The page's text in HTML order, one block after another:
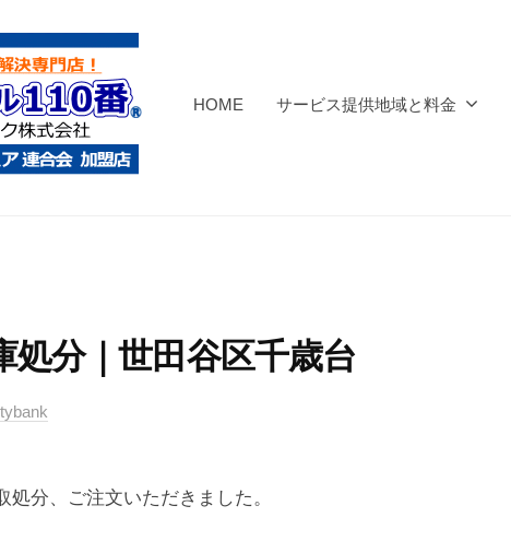
HOME サービス提供地域と料金
処分｜世田谷区千歳台
処分、ご注文いただきました。